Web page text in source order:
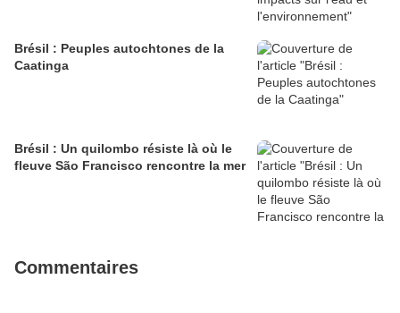
Brésil : Peuples autochtones de la
Caatinga
Brésil : Un quilombo résiste là où le
fleuve São Francisco rencontre la mer
Commentaires